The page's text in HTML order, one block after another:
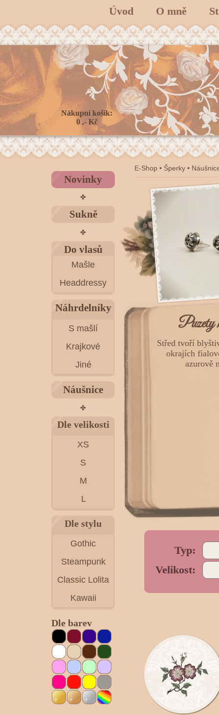
Úvod O mně
Nákupní košík:
0 ,- Kč
Novinky
✤
Sukně
✤
Do vlasů
Mašle
Headdressy
Náhrdelníky
S mašlí
Krajkové
Jiné
Náušnice
✤
Dle velikosti
XS
S
M
L
Dle stylu
Gothic
Steampunk
Classic Lolita
Kawaii
Dle barev
E-Shop • Šperky •
Puzety
Střed tvoří
okrajích
azurově
Typ:
Velikost: